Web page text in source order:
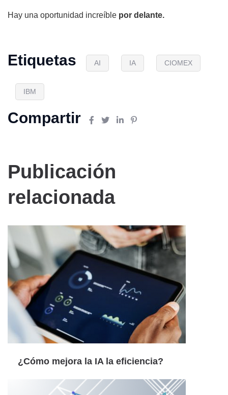
Hay una oportunidad increíble por delante.
Etiquetas AI IA CIOMEX
IBM
Compartir
Publicación
relacionada
¿Cómo mejora la IA la eficiencia?